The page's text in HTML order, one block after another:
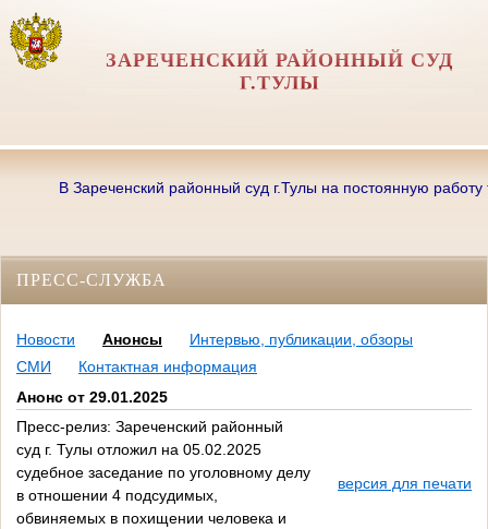
ЗАРЕЧЕНСКИЙ РАЙОННЫЙ СУД
Г.ТУЛЫ
В Зареченский районный суд г.Тулы на постоянную работу
ПРЕСС-СЛУЖБА
Новости Анонсы
Интервью, публикации, обзоры
СМИ
Контактная информация
Анонс от 29.01.2025
Пресс-релиз: Зареченский районный
суд г. Тулы отложил на 05.02.2025
судебное заседание по уголовному делу
в отношении 4 подсудимых,
обвиняемых в похищении человека и
версия для печати